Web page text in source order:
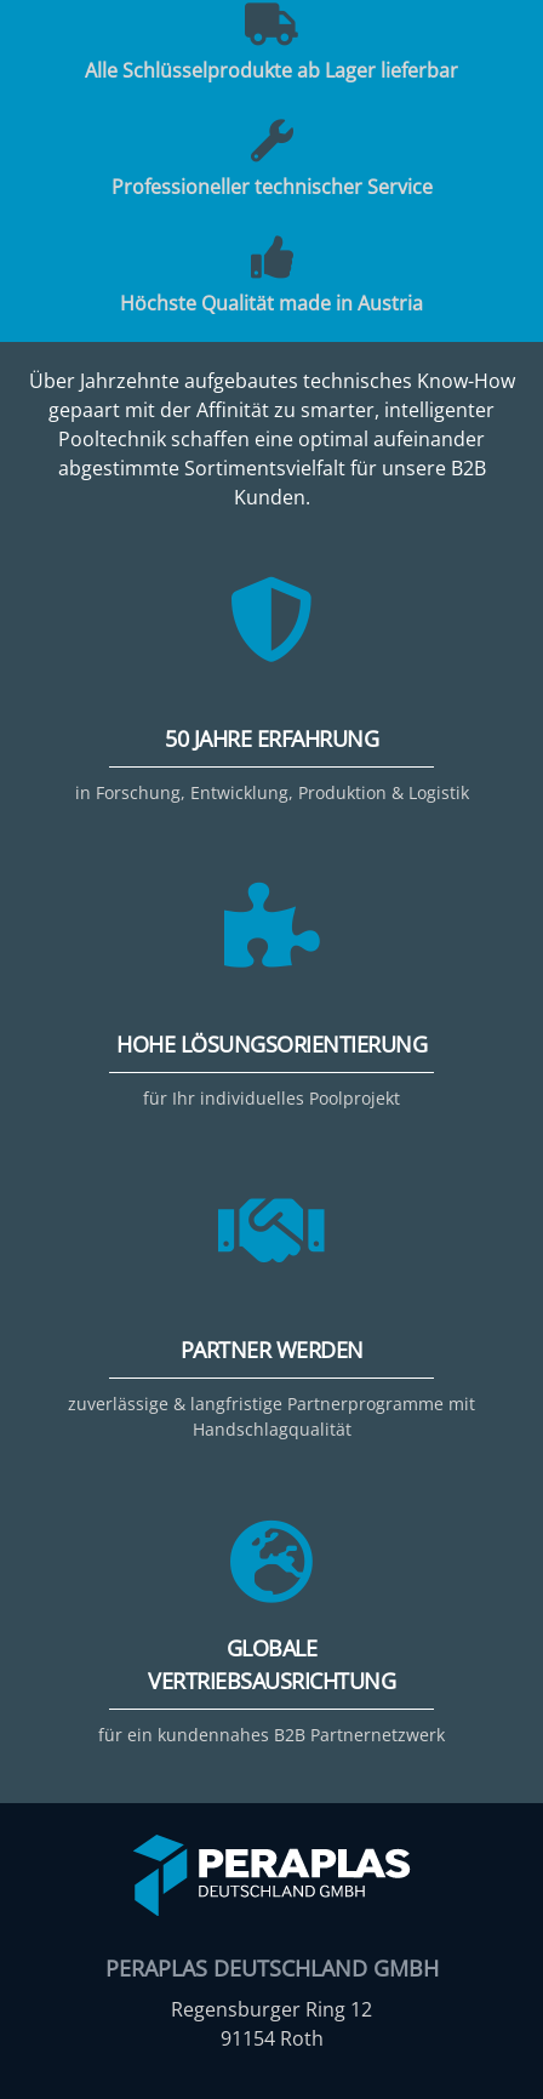
Alle Schlüsselprodukte ab Lager lieferbar
Professioneller technischer Service
Höchste Qualität made in Austria
Über Jahrzehnte aufgebautes technisches Know-How
gepaart mit der Affinität zu smarter, intelligenter
Pooltechnik schaffen eine optimal aufeinander
abgestimmte Sortimentsvielfalt für unsere B2B
Kunden.
50 JAHRE ERFAHRUNG
in Forschung, Entwicklung, Produktion & Logistik
HOHE LÖSUNGSORIENTIERUNG
für Ihr individuelles Poolprojekt
PARTNER WERDEN
zuverlässige & langfristige Partnerprogramme mit
Handschlagqualität
GLOBALE
VERTRIEBSAUSRICHTUNG
für ein kundennahes B2B Partnernetzwerk
PERAPLAS DEUTSCHLAND GMBH
Regensburger Ring 12
91154 Roth